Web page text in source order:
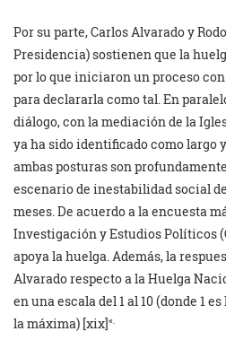
Por su parte, Carlos Alvarado y
Presidencia) sostienen que la
por lo que iniciaron un proceso
para declararla como tal. En
diálogo, con la mediación de la
ya ha sido identificado como largo
ambas posturas son
escenario de inestabilidad social
meses. De acuerdo a la encuesta
Investigación y Estudios Políticos
apoya la huelga. Además, la
Alvarado respecto a la Huelga
en una escala del 1 al 10 (donde 1
la máxima) [xix]«.